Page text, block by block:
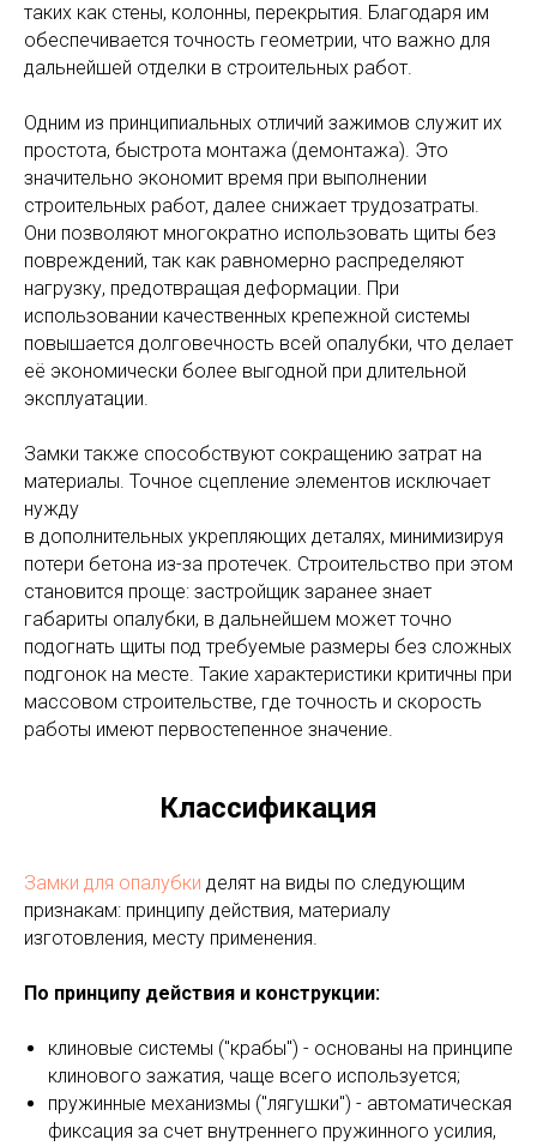
таких как стены, колонны, перекрытия. Благодаря им
обеспечивается точность геометрии, что важно для
дальнейшей отделки в строительных работ.
Одним из принципиальных отличий зажимов служит их
простота, быстрота монтажа (демонтажа). Это
значительно экономит время при выполнении
строительных работ, далее снижает трудозатраты.
Они позволяют многократно использовать щиты без
повреждений, так как равномерно распределяют
нагрузку, предотвращая деформации. При
использовании качественных крепежной системы
повышается долговечность всей опалубки, что делает
её экономически более выгодной при длительной
эксплуатации.
Замки также способствуют сокращению затрат на
материалы. Точное сцепление элементов исключает
нужду
в дополнительных укрепляющих деталях, минимизируя
потери бетона из-за протечек. Строительство при этом
становится проще: застройщик заранее знает
габариты опалубки, в дальнейшем может точно
подогнать щиты под требуемые размеры без сложных
подгонок на месте. Такие характеристики критичны при
массовом строительстве, где точность и скорость
работы имеют первостепенное значение.
Классификация
Замки для опалубки делят на виды по следующим
признакам: принципу действия, материалу
изготовления, месту применения.
По принципу действия и конструкции:
клиновые системы ("крабы") - основаны на принципе
клинового зажатия, чаще всего используется;
пружинные механизмы ("лягушки") - автоматическая
фиксация за счет внутреннего пружинного усилия,